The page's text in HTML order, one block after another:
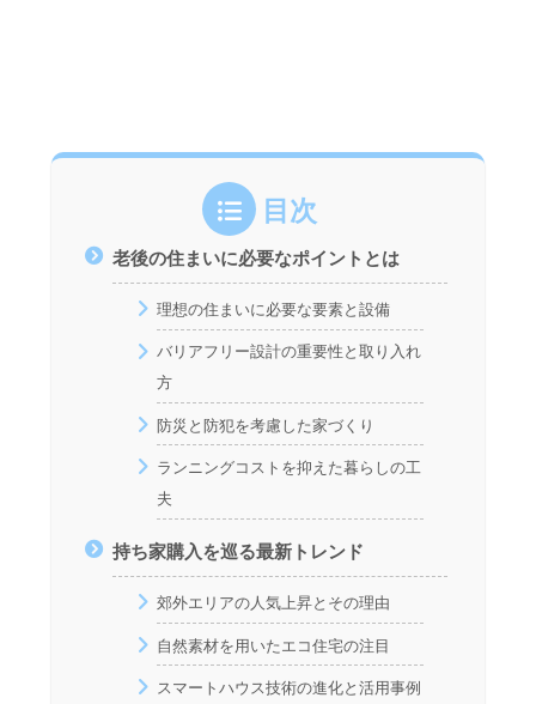
目次
老後の住まいに必要なポイントとは
理想の住まいに必要な要素と設備
バリアフリー設計の重要性と取り入れ
方
防災と防犯を考慮した家づくり
ランニングコストを抑えた暮らしの工
夫
持ち家購入を巡る最新トレンド
郊外エリアの人気上昇とその理由
自然素材を用いたエコ住宅の注目
スマートハウス技術の進化と活用事例